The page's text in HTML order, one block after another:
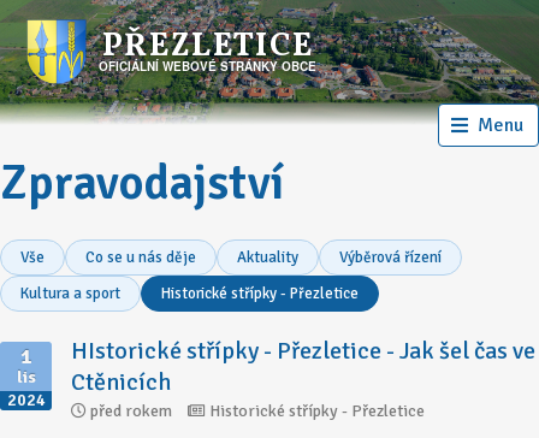
PŘEZLETICE
OFICIÁLNÍ WEBOVÉ STRÁNKY OBCE
Menu
Zpravodajství
Vše Co se u nás děje Aktuality
Výběrová řízení
Kultura a sport
Historické střípky - Přezletice
1
lis
2024
HIstorické střípky - Přezletice - Jak šel čas ve
Ctěnicích
před rokem Historické střípky - Přezletice